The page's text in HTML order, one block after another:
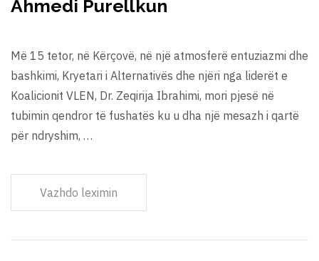
Ahmedi Purellkun
Më 15 tetor, në Kërçovë, në një atmosferë entuziazmi dhe
bashkimi, Kryetari i Alternativës dhe njëri nga liderët e
Koalicionit VLEN, Dr. Zeqirija Ibrahimi, mori pjesë në
tubimin qendror të fushatës ku u dha një mesazh i qartë
për ndryshim, …
Vazhdo leximin